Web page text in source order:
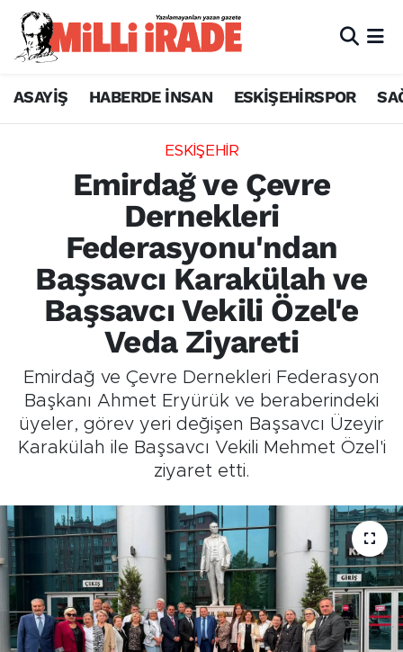
ASAYİŞ HABERDE İNSAN ESKİŞEHİRSPOR
ESKİŞEHİR
Emirdağ ve Çevre
Dernekleri
Federasyonu'ndan
Başsavcı Karakülah ve
Başsavcı Vekili Özel'e
Veda Ziyareti
Emirdağ ve Çevre Dernekleri Federasyon
Başkanı Ahmet Eryürük ve beraberindeki
üyeler, görev yeri değişen Başsavcı Üzeyir
Karakülah ile Başsavcı Vekili Mehmet Özel'i
ziyaret etti.